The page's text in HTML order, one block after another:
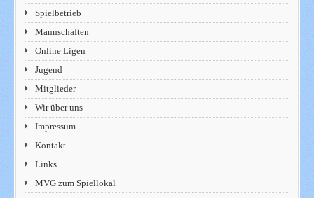
Spielbetrieb
Mannschaften
Online Ligen
Jugend
Mitglieder
Wir über uns
Impressum
Kontakt
Links
MVG zum Spiellokal